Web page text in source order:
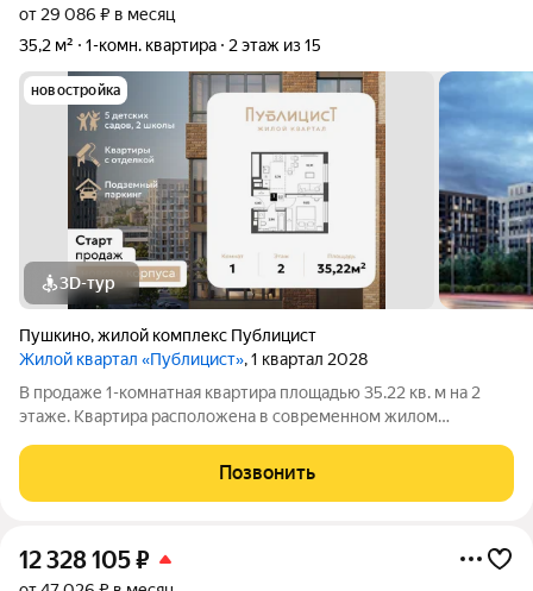
от 29 086 ₽ в месяц
35,2 м²
1-комн. квартира 2 этаж из 15
новостройка
3D-тур
Пушкино,жилой комплекс Публицист
Жилой квартал «Публицист», 1 квартал 2028
В продаже 1-комнатная квартира площадью 35.22 кв. м на 2
этаже. Квартира расположена в современном жилом
комнатная квартира площадью 62.46 кв. м на 10 этаже.
Квартира расположена в современном
Позвонить
12 328 105₽